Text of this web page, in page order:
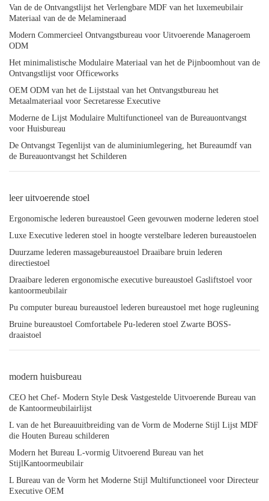
Van de de Ontvangstlijst het Verlengbare MDF van het luxemeubilair
Materiaal van de de Melamineraad
Modern Commercieel Ontvangstbureau voor Uitvoerende Manageroem
ODM
Het minimalistische Modulaire Materiaal van het de Pijnboomhout van de
Ontvangstlijst voor Officeworks
OEM ODM van het de Lijststaal van het Ontvangstbureau het
Metaalmateriaal voor Secretaresse Executive
Moderne de Lijst Modulaire Multifunctioneel van de Bureauontvangst
voor Huisbureau
De Ontvangst Tegenlijst van de aluminiumlegering, het Bureaumdf van
de Bureauontvangst het Schilderen
leer uitvoerende stoel
Ergonomische lederen bureaustoel Geen gevouwen moderne lederen stoel
Luxe Executive lederen stoel in hoogte verstelbare lederen bureaustoelen
Duurzame lederen massagebureaustoel Draaibare bruin lederen
directiestoel
Draaibare lederen ergonomische executive bureaustoel Gasliftstoel voor
kantoormeubilair
Pu computer bureau bureaustoel lederen bureaustoel met hoge rugleuning
Bruine bureaustoel Comfortabele Pu-lederen stoel Zwarte BOSS-
draaistoel
modern huisbureau
CEO het Chef- Modern Style Desk Vastgestelde Uitvoerende Bureau van
de Kantoormeubilairlijst
L van de het Bureauuitbreiding van de Vorm de Moderne Stijl Lijst MDF
die Houten Bureau schilderen
Modern het Bureau L-vormig Uitvoerend Bureau van het
StijlKantoormeubilair
L Bureau van de Vorm het Moderne Stijl Multifunctioneel voor Directeur
Executive OEM